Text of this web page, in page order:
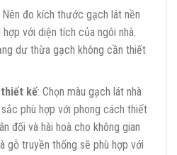
Nên đo kích thước gạch lát nền
với diện tích của ngôi nhà.
dư thừa gạch không cần thiết
thiết kế: Chọn màu gạch lát nhà
phù hợp với phong cách thiết
đối và hài hoà cho không gian
gỗ truyền thống sẽ phù hợp với